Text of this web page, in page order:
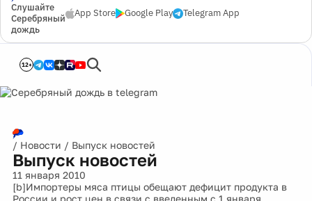
Слушайте
Серебряный
дождь
App Store Google Play Telegram App
12+
/ Новости / Выпуск новостей
Выпуск новостей
11 января 2010
[b]Импортеры мяса птицы обещают дефицит продукта в